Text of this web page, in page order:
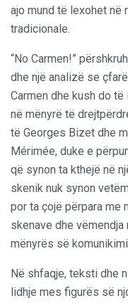
ajo mund të lexohet në
tradicionale.
“No Carmen!”
dhe një analizë se
Carmen dhe kush do
në mënyrë të
të Georges Bizet dhe
Mérimée, duke e
që synon ta kthejë në
skenik nuk synon
por ta çojë përpara
skenave dhe
mënyrës së
Në shfaqje, teksti dhe
lidhje mes figurës së